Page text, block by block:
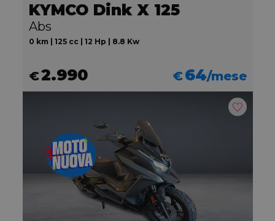
KYMCO Dink X 125
Abs
0 km | 125 cc | 12 Hp | 8.8 Kw
€2.990 €64/mese